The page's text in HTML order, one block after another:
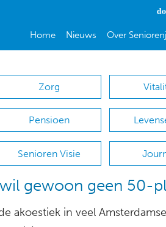
Home Nieuws Over
Zorg
Pensioen
Senioren Visie
gewoon geen 50-
akoestiek in veel